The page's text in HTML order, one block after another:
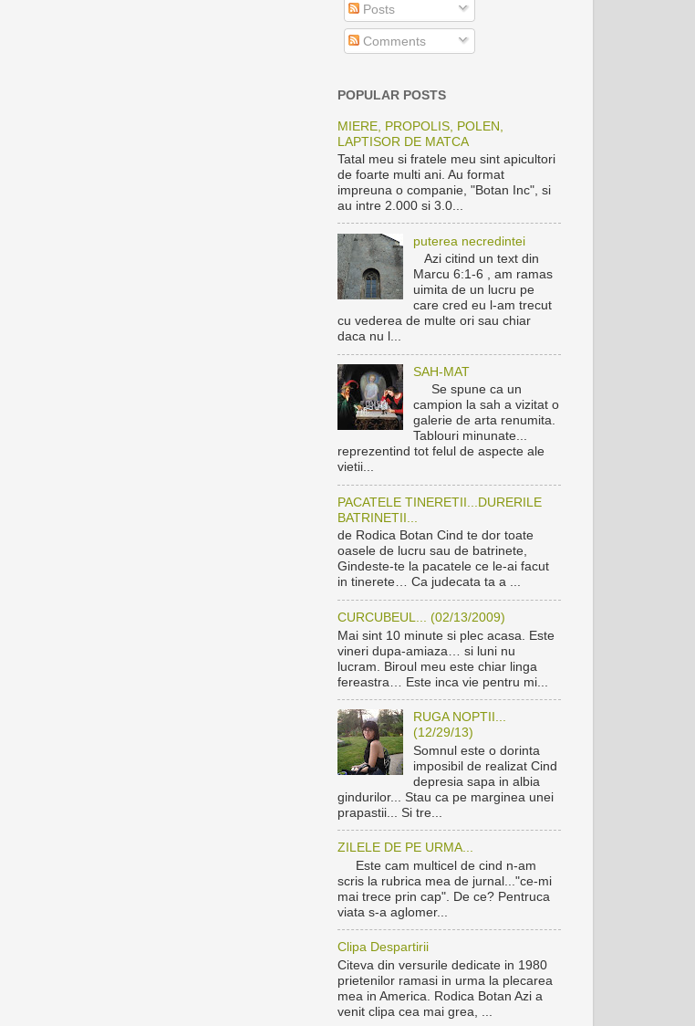
Posts
Comments
POPULAR POSTS
MIERE, PROPOLIS, POLEN,
LAPTISOR DE MATCA
Tatal meu si fratele meu sint apicultori
de foarte multi ani. Au format
impreuna o companie, "Botan Inc", si
au intre 2.000 si 3.0...
puterea necredintei
Azi citind un text din
Marcu 6:1-6 , am ramas
uimita de un lucru pe
care cred eu l-am trecut
cu vederea de multe ori sau chiar
daca nu l...
SAH-MAT
Se spune ca un
campion la sah a vizitat o
galerie de arta renumita.
Tablouri minunate...
reprezentind tot felul de aspecte ale
vietii...
PACATELE TINERETII...DURERILE
BATRINETII...
de Rodica Botan Cind te dor toate
oasele de lucru sau de batrinete,
Gindeste-te la pacatele ce le-ai facut
in tinerete… Ca judecata ta a ...
CURCUBEUL... (02/13/2009)
Mai sint 10 minute si plec acasa. Este
vineri dupa-amiaza… si luni nu
lucram. Biroul meu este chiar linga
fereastra… Este inca vie pentru mi...
RUGA NOPTII...
(12/29/13)
Somnul este o dorinta
imposibil de realizat Cind
depresia sapa in albia
gindurilor... Stau ca pe marginea unei
prapastii... Si tre...
ZILELE DE PE URMA...
Este cam multicel de cind n-am
scris la rubrica mea de jurnal..."ce-mi
mai trece prin cap". De ce? Pentruca
viata s-a aglomer...
Clipa Despartirii
Citeva din versurile dedicate in 1980
prietenilor ramasi in urma la plecarea
mea in America. Rodica Botan Azi a
venit clipa cea mai grea, ...